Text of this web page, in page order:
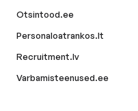
Otsintood.ee
Personaloatrankos.lt
Recruitment.lv
Varbamisteenused.ee